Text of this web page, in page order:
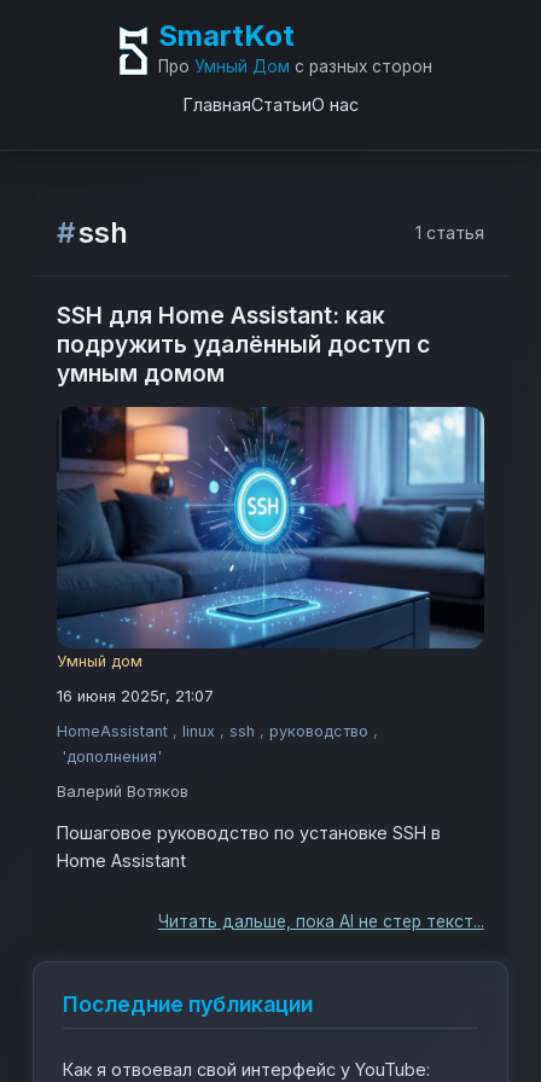
SmartKot
Про Умный Дом с разных сторон
ГлавнаяСтатьиО нас
#ssh 1 статья
SSH для Home Assistant: как
подружить удалённый доступ с
умным домом
Умный дом
16 июня 2025г, 21:07
HomeAssistant ,linux ,ssh ,руководство ,
'дополнения'
Валерий Вотяков
Пошаговое руководство по установке SSH в
Home Assistant
Читать дальше, пока AI не стер текст...
Последние публикации
Как я отвоевал свой интерфейс у YouTube: